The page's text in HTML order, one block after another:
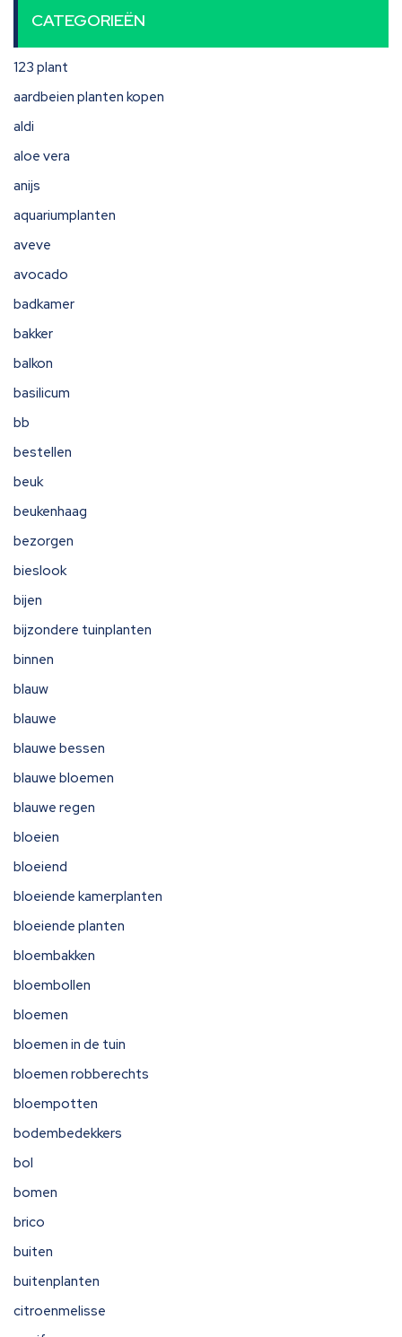
CATEGORIEËN
123 plant
aardbeien planten kopen
aldi
aloe vera
anijs
aquariumplanten
aveve
avocado
badkamer
bakker
balkon
basilicum
bb
bestellen
beuk
beukenhaag
bezorgen
bieslook
bijen
bijzondere tuinplanten
binnen
blauw
blauwe
blauwe bessen
blauwe bloemen
blauwe regen
bloeien
bloeiend
bloeiende kamerplanten
bloeiende planten
bloembakken
bloembollen
bloemen
bloemen in de tuin
bloemen robberechts
bloempotten
bodembedekkers
bol
bomen
brico
buiten
buitenplanten
citroenmelisse